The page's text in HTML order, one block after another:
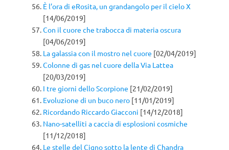
È l’ora di eRosita, un grandangolo per il cielo X
[14/06/2019]
Con il cuore che trabocca di materia oscura
[04/06/2019]
La galassia con il mostro nel cuore [02/04/2019]
Colonne di gas nel cuore della Via Lattea
[20/03/2019]
I tre giorni dello Scorpione [21/02/2019]
Evoluzione di un buco nero [11/01/2019]
Ricordando Riccardo Giacconi [14/12/2018]
Nano-satelliti a caccia di esplosioni cosmiche
[11/12/2018]
Le stelle del Cigno sotto la lente di Chandra